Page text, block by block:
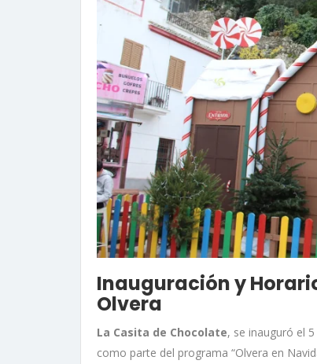
Inauguración y
Olvera
La Casita de Chocolate, se inauguró el
como parte del programa “Olvera en